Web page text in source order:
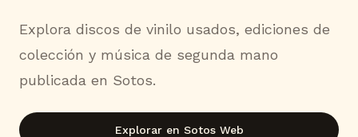
Explora discos de vinilo usados, ediciones de
colección y música de segunda mano
publicada en Sotos.
Explorar en Sotos Web